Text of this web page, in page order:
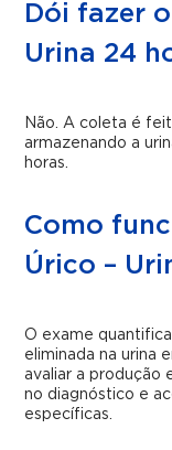
Dói fazer
Urina 24
Não. A coleta é
armazenando a
horas.
Como
Úrico –
O exame
eliminada na urina
avaliar a produção
no diagnóstico e
específicas.